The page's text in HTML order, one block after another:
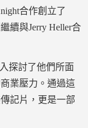
合作創立了
續與Jerry Heller合
探討了他們所面
業壓力。通過這
記片，更是一部